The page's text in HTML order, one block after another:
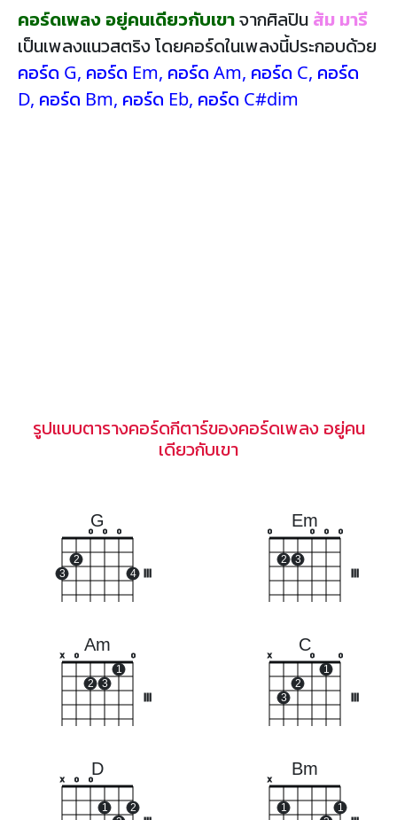
คอร์ดเพลง อยู่คนเดียวกับเขาจากศิลปิน ส้ม มารี
เป็นเพลงแนวสตริง โดยคอร์ดในเพลงนี้ประกอบด้วย
คอร์ด G, คอร์ด Em, คอร์ด Am, คอร์ด C, คอร์ด
D, คอร์ด Bm, คอร์ด Eb, คอร์ด C#dim
รูปแบบตารางคอร์ดกีตาร์ของคอร์ดเพลง อยู่คน
เดียวกับเขา
G
3
2
o o o
4
Em
o
2 3
o o o
Am
x o
2 3
1
o
C
x
3
2
o
1
o
D
x o o
1
2
Bm
x
1 1